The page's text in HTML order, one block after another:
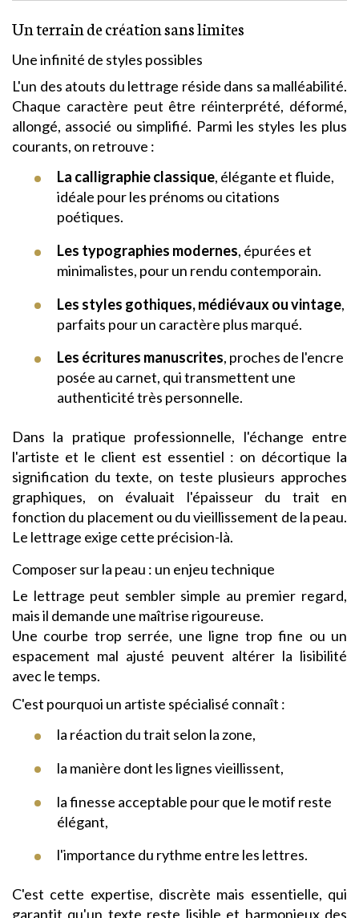
Un terrain de création sans limites
Une infinité de styles possibles
L'un des atouts du lettrage réside dans sa malléabilité.
Chaque caractère peut être réinterprété, déformé,
allongé, associé ou simplifié. Parmi les styles les plus
courants, on retrouve :
La calligraphie classique, élégante et fluide,
idéale pour les prénoms ou citations
poétiques.
Les typographies modernes, épurées et
minimalistes, pour un rendu contemporain.
Les styles gothiques, médiévaux ou vintage,
parfaits pour un caractère plus marqué.
Les écritures manuscrites, proches de l'encre
posée au carnet, qui transmettent une
authenticité très personnelle.
Dans la pratique professionnelle, l'échange entre
l'artiste et le client est essentiel : on décortique la
signification du texte, on teste plusieurs approches
graphiques, on évaluait l'épaisseur du trait en
fonction du placement ou du vieillissement de la peau.
Le lettrage exige cette précision-là.
Composer sur la peau : un enjeu technique
Le lettrage peut sembler simple au premier regard,
mais il demande une maîtrise rigoureuse.
Une courbe trop serrée, une ligne trop fine ou un
espacement mal ajusté peuvent altérer la lisibilité
avec le temps.
C'est pourquoi un artiste spécialisé connaît :
la réaction du trait selon la zone,
la manière dont les lignes vieillissent,
la finesse acceptable pour que le motif reste
élégant,
l'importance du rythme entre les lettres.
C'est cette expertise, discrète mais essentielle, qui
garantit qu'un texte reste lisible et harmonieux des